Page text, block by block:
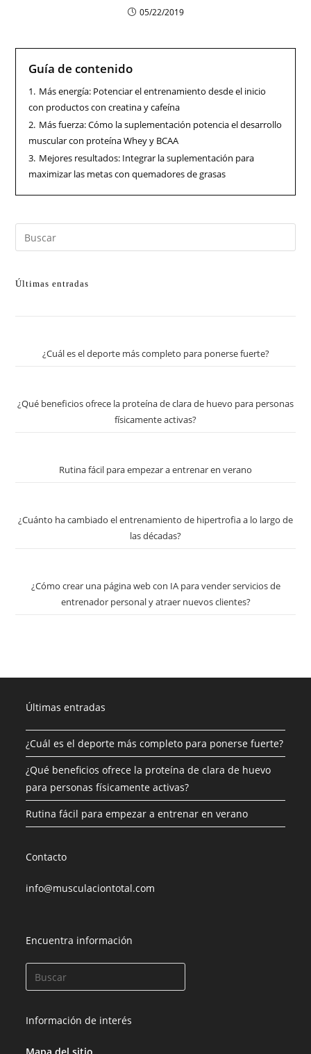
05/22/2019
Guía de contenido
1. Más energía: Potenciar el entrenamiento desde el inicio
con productos con creatina y cafeína
2. Más fuerza: Cómo la suplementación potencia el desarrollo
muscular con proteína Whey y BCAA
3. Mejores resultados: Integrar la suplementación para
maximizar las metas con quemadores de grasas
Últimas entradas
¿Cuál es el deporte más completo para ponerse fuerte?
¿Qué beneficios ofrece la proteína de clara de huevo para personas
físicamente activas?
Rutina fácil para empezar a entrenar en verano
¿Cuánto ha cambiado el entrenamiento de hipertrofia a lo largo de
las décadas?
¿Cómo crear una página web con IA para vender servicios de
entrenador personal y atraer nuevos clientes?
Últimas entradas
¿Cuál es el deporte más completo para ponerse fuerte?
¿Qué beneficios ofrece la proteína de clara de huevo
para personas físicamente activas?
Rutina fácil para empezar a entrenar en verano
Contacto
info@musculaciontotal.com
Encuentra información
Información de interés